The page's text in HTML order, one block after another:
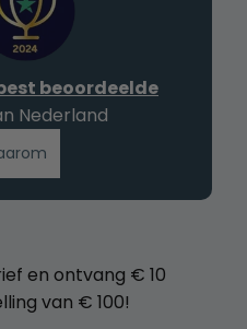
en ontvang € 10
van € 100!
beoordeelde
Nederland